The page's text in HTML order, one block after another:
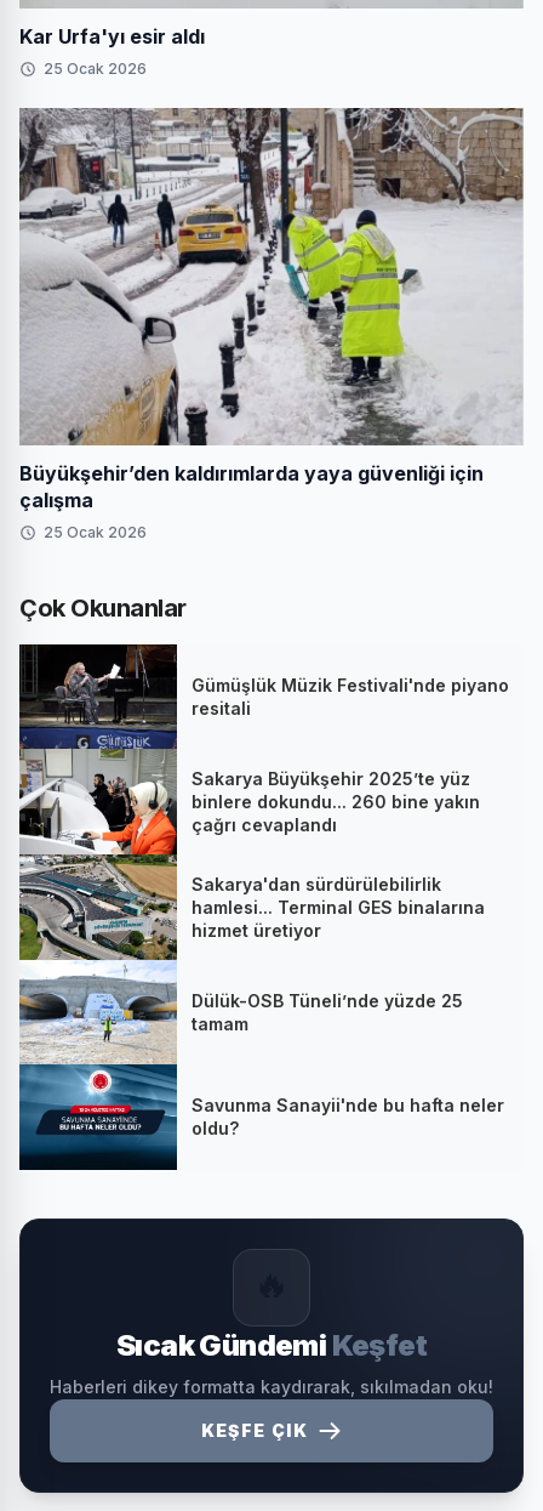
Kar Urfa'yı esir aldı
25 Ocak 2026
Büyükşehir’den kaldırımlarda yaya güvenliği için
çalışma
25 Ocak 2026
Çok Okunanlar
Gümüşlük Müzik Festivali'nde piyano
resitali
Sakarya Büyükşehir 2025’te yüz
binlere dokundu... 260 bine yakın
çağrı cevaplandı
Sakarya'dan sürdürülebilirlik
hamlesi... Terminal GES binalarına
hizmet üretiyor
Dülük-OSB Tüneli’nde yüzde 25
tamam
Savunma Sanayii'nde bu hafta neler
oldu?
Sıcak Gündemi Keşfet
Haberleri dikey formatta kaydırarak, sıkılmadan oku!
KEŞFE ÇIK